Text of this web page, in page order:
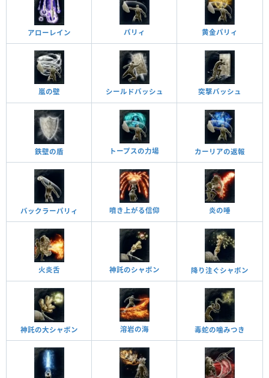
アローレイン パリィ 黄金パリィ
嵐の壁 シールドバッシュ 突撃バッシュ
鉄壁の盾 トープスの力場 カーリアの返報
バックラーパリィ 噴き上がる信仰 炎の唾
火炎舌 神託のシャボン 降り注ぐシャボン
神託の大シャボン 溶岩の海 毒蛇の噛みつき